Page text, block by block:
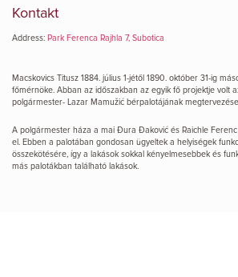
Kontakt
Address: Park Ferenca Rajhla 7, Subotica
Macskovics Titusz 1884. július 1-jétől 1890. október 31-ig
főmérnöke. Abban az időszakban az egyik fő projektje volt
polgármester- Lazar Mamužić bérpalotájának
А polgármester háza a mai Đura Đaković és Raichle
el. Ebben a palotában gondosan ügyeltek a helyiségek
összekötésére, így a lakások sokkal kényelmesebbek és
más palotákban található lakások.